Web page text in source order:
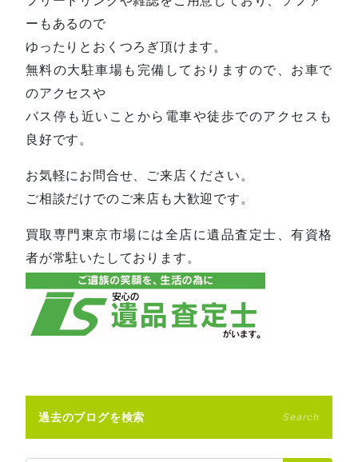
ーもあるので
ゆったりとおくつろぎ頂けます。
無料の大駐車場も完備しておりますので、お車で
のアクセスや
バス停も近いことから電車や徒歩でのアクセスも
良好です。
お気軽にお問合せ、ご来店ください。
ご相談だけでのご来店も大歓迎です。
買取専門東京市場には全店に遺品査定士、有資格
者が常駐いたしております。
過去のブログを検索 Search